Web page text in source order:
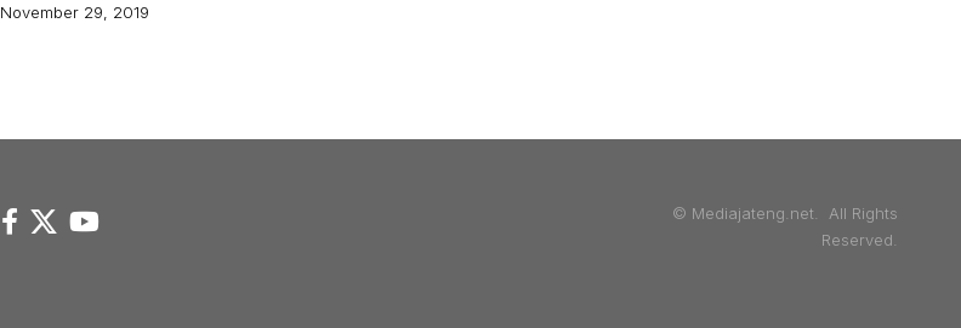
November 29, 2019
© Mediajateng.net. All Rights
Reserved.